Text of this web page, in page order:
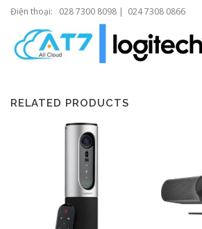
Điện thoại: 028 7300 8098 | 024 7308 0866
RELATED PRODUCTS